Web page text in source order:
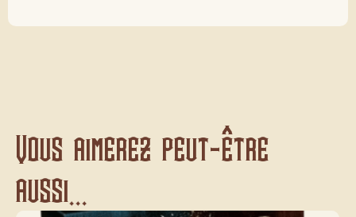
Vous aimerez peut-être
aussi...